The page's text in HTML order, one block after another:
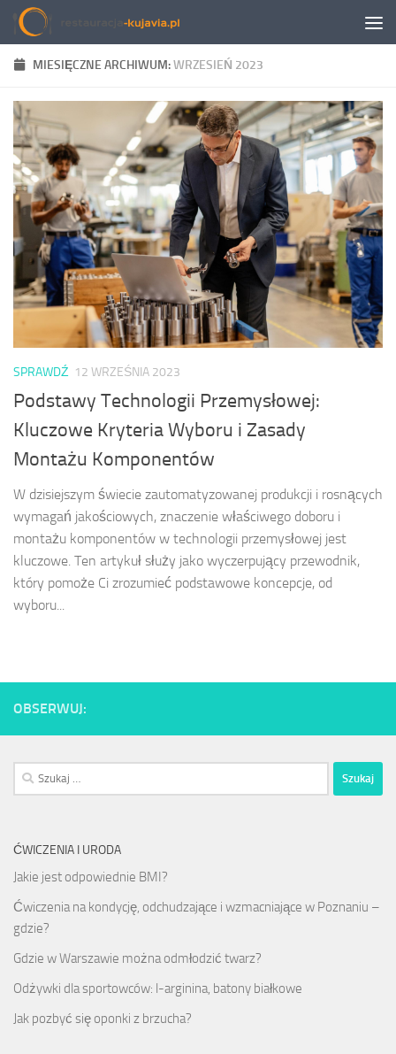
Przeskocz do treści
MIESIĘCZNE ARCHIWUM:WRZESIEŃ 2023
SPRAWDŹ 12 WRZEŚNIA 2023
Podstawy Technologii Przemysłowej:
Kluczowe Kryteria Wyboru i Zasady
Montażu Komponentów
W dzisiejszym świecie zautomatyzowanej produkcji i rosnących
wymagań jakościowych, znaczenie właściwego doboru i
montażu komponentów w technologii przemysłowej jest
kluczowe. Ten artykuł służy jako wyczerpujący przewodnik,
który pomoże Ci zrozumieć podstawowe koncepcje, od
wyboru...
OBSERWUJ:
Szukaj:
ĆWICZENIA I URODA
Jakie jest odpowiednie BMI?
Ćwiczenia na kondycję, odchudzające i wzmacniające w Poznaniu –
gdzie?
Gdzie w Warszawie można odmłodzić twarz?
Odżywki dla sportowców: l-arginina, batony białkowe
Jak pozbyć się oponki z brzucha?